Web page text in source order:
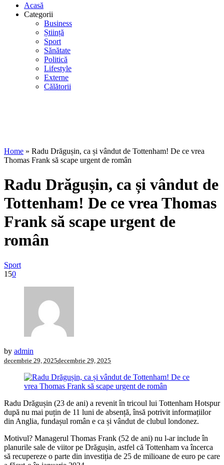
Acasă
Categorii
Business
Știință
Sport
Sănătate
Politică
Lifestyle
Externe
Călătorii
Home » Radu Drăgușin, ca și vândut de Tottenham! De ce vrea
Thomas Frank să scape urgent de român
Radu Drăgușin, ca și vândut de
Tottenham! De ce vrea Thomas
Frank să scape urgent de
român
Sport
150
by admin
decembrie 29, 2025decembrie 29, 2025
Radu Drăgușin (23 de ani) a revenit în tricoul lui Tottenham Hotspur
după nu mai puțin de 11 luni de absență, însă potrivit informațiilor
din Anglia, fundașul român e ca și vândut de clubul londonez.
Motivul? Managerul Thomas Frank (52 de ani) nu l-ar include în
planurile sale de viitor pe Drăgușin, astfel că Tottenham va încerca
să recupereze o parte din investiția de 25 de milioane de euro pe care